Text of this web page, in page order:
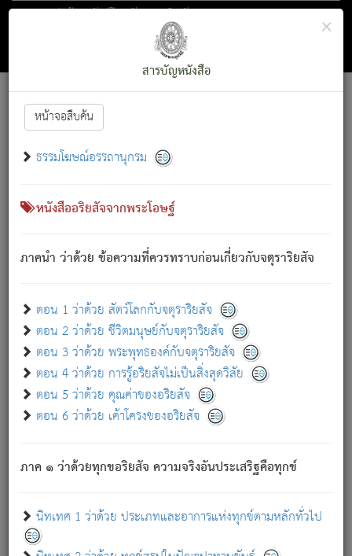
ตอน 1 ว่าด้วย สัตว์โลกกับจตุราริยสัจ
สารบัญ×
สารบัญหนังสือ
หน้าจอสืบค้น
ธรรมโฆษณ์อรรถานุกรม
หนังสืออริยสัจจากพระโอษฐ์
ภาคนำ ว่าด้วย ข้อความที่ควรทราบก่อนเกี่ยวกับจตุราริยสัจ
ตอน 1 ว่าด้วย สัตว์โลกกับจตุราริยสัจ
ตอน 2 ว่าด้วย ชีวิตมนุษย์กับจตุราริยสัจ
ตอน 3 ว่าด้วย พระพุทธองค์กับจตุราริยสัจ
ตอน 4 ว่าด้วย การรู้อริยสัจไม่เป็นสิ่งสุดวิสัย
ตอน 5 ว่าด้วย คุณค่าของอริยสัจ
ตอน 6 ว่าด้วย เค้าโครงของอริยสัจ
ภาค ๑ ว่าด้วยทุกขอริยสัจ ความจริงอันประเสริฐคือทุกข์
นิทเทศ 1 ว่าด้วย ประเภทและอาการแห่งทุกข์ตามหลักทั่วไป
Font :15 ]||
สัตว์โลกนี้ เกิดความเดือดร้อนแล้ว มีผัสสะบังหน้า
เขาสำคัญสิ่งใด โดยความเป็นประการใด แต่สิ่งนั้นย่อมเป็น
(ตามที่เป็นจริง) โดยประการอื่นจากที่เขาสำคัญนั้น
สัตว์โลกติดข้องอยู่ในภพ ถูกภพบังหน้าแล้ว มีภพโดยความ
เป็นอย่างอื่น (จากที่มันเป็นอยู่จริง) จึงได้เพลิดเพลินยิ่งนักในภพ
เขาเพลิดเพลินยิ่งนักในสิ่งใด สิ่งนั้นเป็นภัย (ที่เขาไม่รู้จัก)
เขากลัวต่อสิ่งใดสิ่งนั้นเป็นทุกข์
พรหมจรรย์นี้ อันบุคคลย่อมประพฤติ ก็เพื่อการละขาดซึ่ง
ภพ.
สมณะหรือพราหมณ์เหล่าใด กล่าวความหลุดพ้นจากภพว่า
มีได้เพราะภพ เรากล่าวว่า สมณะหรือพราหมณ์ทั้งปวงนั้น
มิใช่ผู้หลดพ้นจากภพ.
ภพ ว่ามีได้เพราะวิภพ[2]: เรากล่าวว่า สมณะหรือพราหมณ์ทั้ง
ปวงนั้น ก็ยังสลัดภพออกไปไม่ได้.
ก็ทุกข์นี้มีขึ้น เพราะอาศัยซึ่งอุปธิทั้งปวง.
เพราะความสิ้นไปแห่งอุปาทานทั้งปวง ความเกิดขึ้นแห่ง
ทุกข์จึงไม่มี.